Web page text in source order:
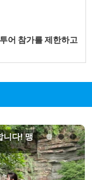
어 참가를 제한하고
니다! 맹